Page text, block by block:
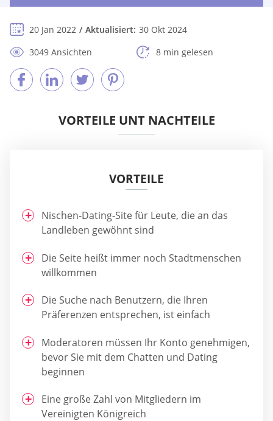
20 Jan 2022 Aktualisiert: 30 Okt 2024
3049 Ansichten
8 min gelesen
VORTEILE UNT NACHTEILE
VORTEILE
Nischen-Dating-Site für Leute, die an das
Landleben gewöhnt sind
Die Seite heißt immer noch Stadtmenschen
willkommen
Die Suche nach Benutzern, die Ihren
Präferenzen entsprechen, ist einfach
Moderatoren müssen Ihr Konto genehmigen,
bevor Sie mit dem Chatten und Dating
beginnen
Eine große Zahl von Mitgliedern im
Vereinigten Königreich